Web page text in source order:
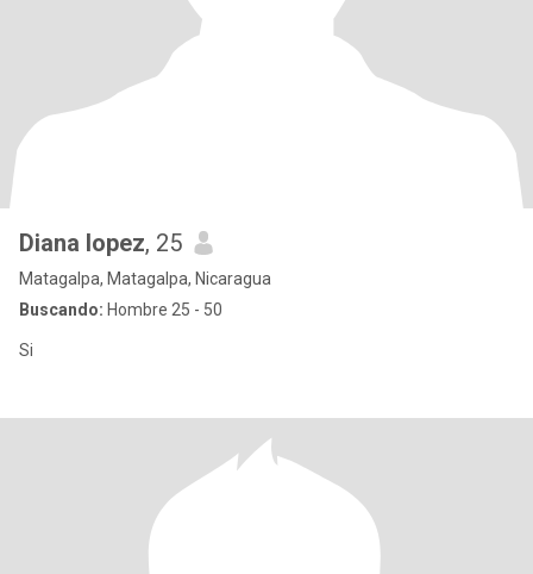
Diana lopez, 25
Matagalpa, Matagalpa, Nicaragua
Buscando: Hombre 25 - 50
Si